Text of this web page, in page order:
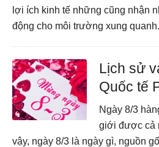
lợi ích kinh tế những cũng nhận
động cho môi trường xung quanh.
Lịch sử
Quốc tế
Ngày 8/3
giới được cả
vậy, ngày 8/3 là ngày gì, nguồn